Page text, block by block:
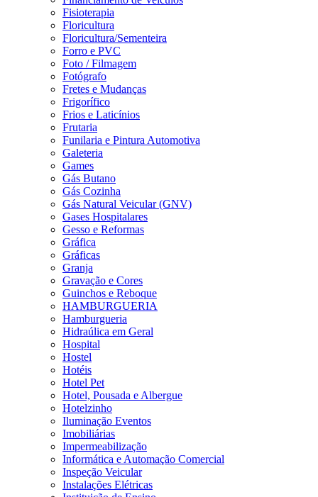
Fisioterapia
Floricultura
Floricultura/Sementeira
Forro e PVC
Foto / Filmagem
Fotógrafo
Fretes e Mudanças
Frigorífico
Frios e Laticínios
Frutaria
Funilaria e Pintura Automotiva
Galeteria
Games
Gás Butano
Gás Cozinha
Gás Natural Veicular (GNV)
Gases Hospitalares
Gesso e Reformas
Gráfica
Gráficas
Granja
Gravação e Cores
Guinchos e Reboque
HAMBURGUERIA
Hamburgueria
Hidraúlica em Geral
Hospital
Hostel
Hotéis
Hotel Pet
Hotel, Pousada e Albergue
Hotelzinho
Iluminação Eventos
Imobiliárias
Impermeabilização
Informática e Automação Comercial
Inspeção Veicular
Instalações Elétricas